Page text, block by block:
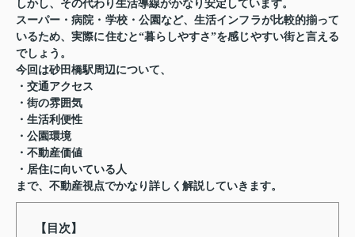
しかし、その代わり生活導線がかなり安定しています。
スーパー・病院・学校・公園など、生活インフラが比較的揃って
いるため、実際に住むと“暮らしやすさ”を感じやすい街と言える
でしょう。
今回は砂田橋駅周辺について、
・交通アクセス
・街の雰囲気
・生活利便性
・公園環境
・不動産価値
・居住に向いている人
まで、不動産視点でかなり詳しく解説していきます。
【目次】